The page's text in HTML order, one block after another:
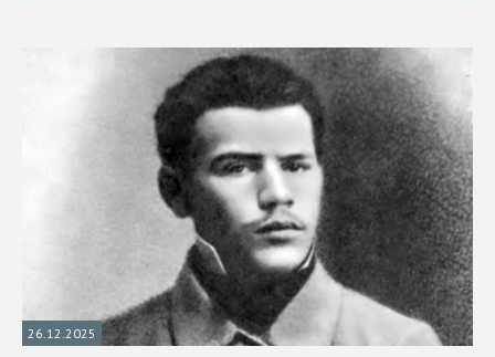
26.12.2025